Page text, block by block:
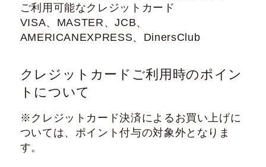
ご利用可能なクレジットカード
VISA、MASTER、JCB、
AMERICANEXPRESS、DinersClub
クレジットカードご利用時のポイン
トについて
※クレジットカード決済によるお買い上げに
ついては、ポイント付与の対象外となりま
す。